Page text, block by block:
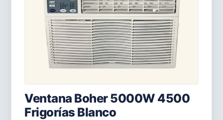
Ventana Boher 5000W 4500
Frigorías Blanco